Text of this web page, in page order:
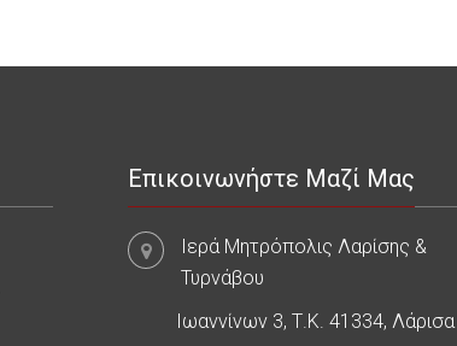
Επικοινωνήστε Μαζί Μας
Ιερά Μητρόπολις Λαρίσης &
Τυρνάβου
Ιωαννίνων 3, Τ.Κ. 41334, Λάρισα